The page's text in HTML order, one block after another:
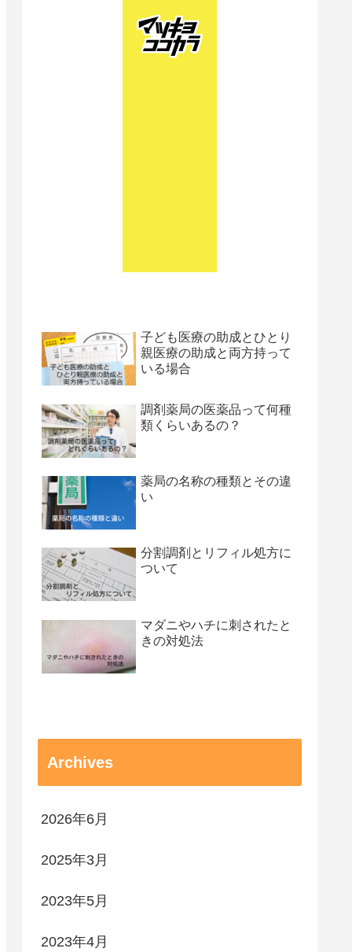
子ども医療の助成とひとり
親医療の助成と両方持って
いる場合
調剤薬局の医薬品って何種
類くらいあるの？
薬局の名称の種類とその違
い
分割調剤とリフィル処方に
ついて
マダニやハチに刺されたと
きの対処法
Archives
2026年6月
2025年3月
2023年5月
2023年4月